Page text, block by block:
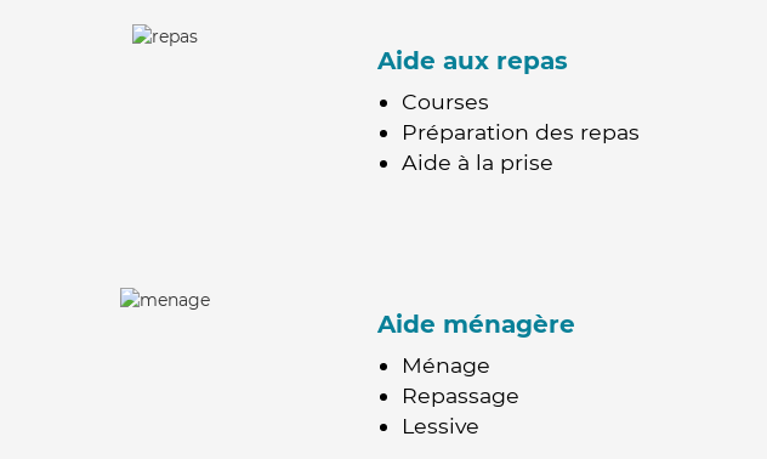
Aide aux repas
Courses
Préparation des repas
Aide à la prise
Aide ménagère
Ménage
Repassage
Lessive